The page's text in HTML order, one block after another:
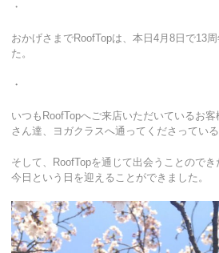
・
おかげさまでRoofTopは、本日4月8日で13
た。
・
いつもRoofTopへご来店いただいているお
さん達、ヨガクラスへ通ってくださってい
そして、RoofTopを通じて出会うことのでき
今日という日を迎えることができました。